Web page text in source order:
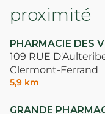
proximité
PHARMACIE DES
109 RUE
Clermont-Ferrand
5,9 km
GRANDE